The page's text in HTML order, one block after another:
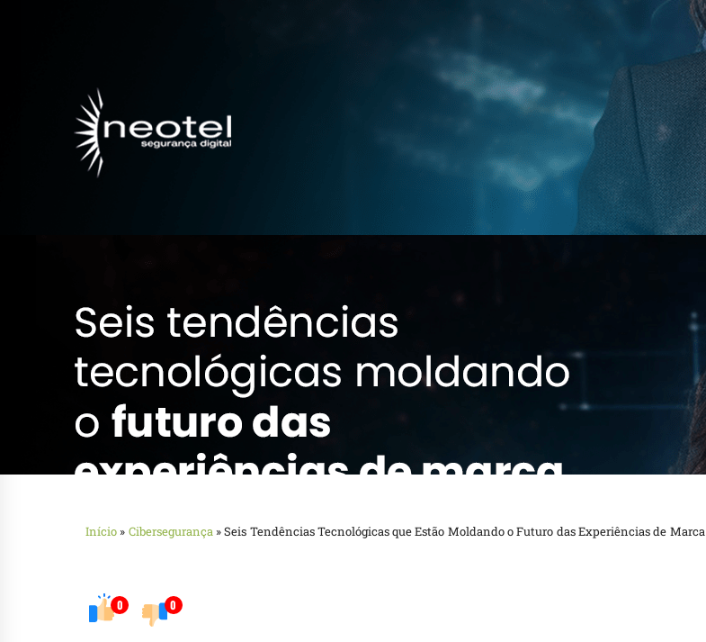
Início » Cibersegurança»Seis Tendências Tecnológicas que Estão Moldando o Futuro das Experiências de Marca
0 0